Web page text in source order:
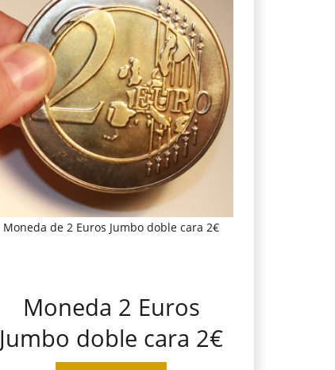
Moneda de 2 Euros Jumbo doble cara 2€
Moneda 2 Euros
Jumbo doble cara 2€